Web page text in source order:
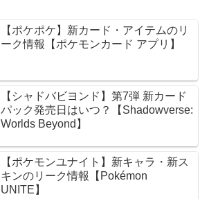
【ポケポケ】新カード・アイテムのリ
ーク情報【ポケモンカード アプリ】
【シャドバビヨンド】第7弾 新カード
パック発売日はいつ？【Shadowverse:
Worlds Beyond】
【ポケモンユナイト】新キャラ・新ス
キンのリーク情報【Pokémon
UNITE】